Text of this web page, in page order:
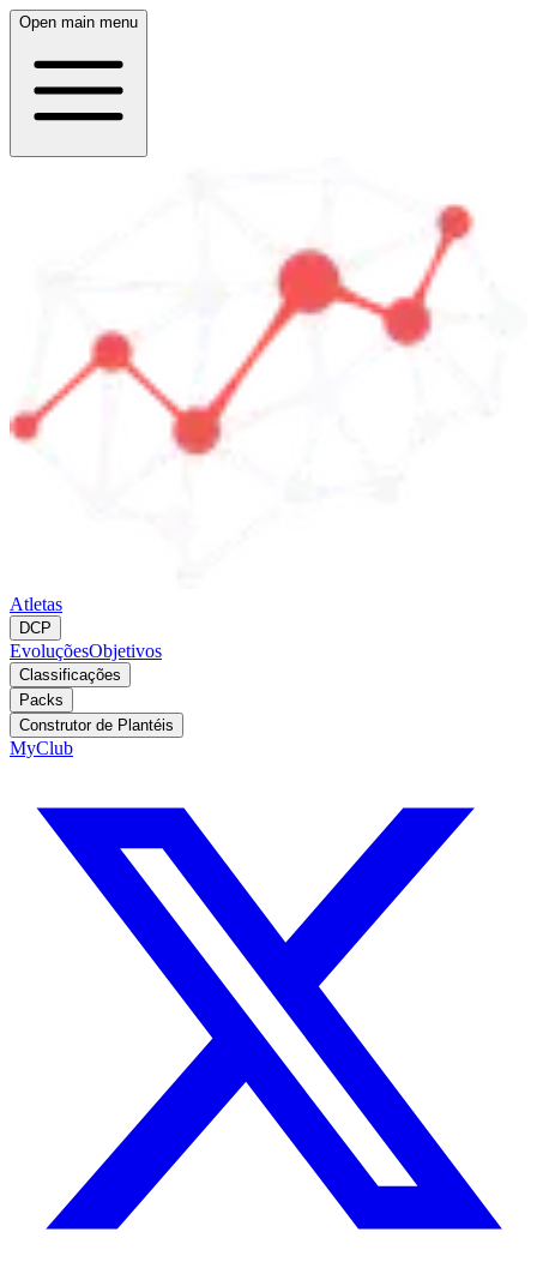
Open main menu
Atletas
DCP
EvoluçõesObjetivos
Classificações
Packs
Construtor de Plantéis
MyClub